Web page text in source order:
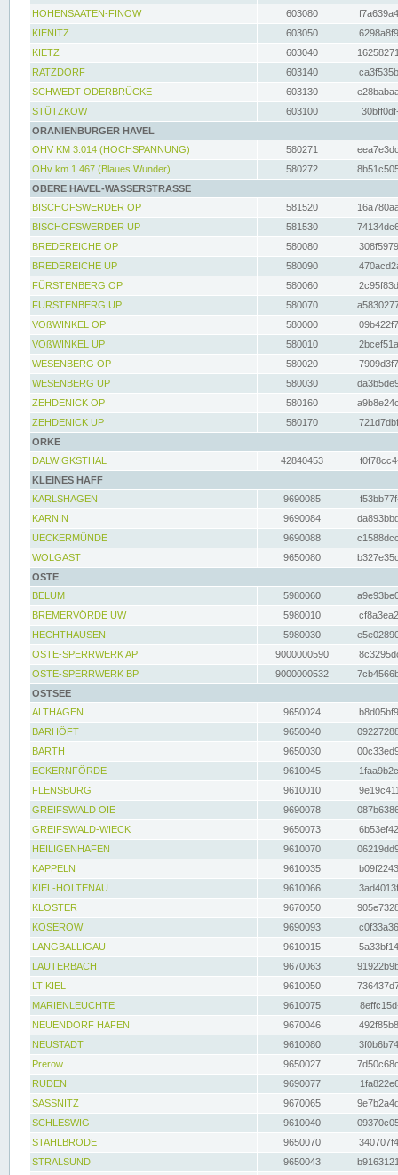
HOHENSAATEN-FINOW
603080
KIENITZ
603050
KIETZ
603040
RATZDORF
603140
SCHWEDT-ODERBRÜCKE
603130
STÜTZKOW
603100
ORANIENBURGER HAVEL
OHV KM 3.014 (HOCHSPANNUNG)
580271
OHv km 1.467 (Blaues Wunder)
580272
OBERE HAVEL-WASSERSTRASSE
BISCHOFSWERDER OP
581520
BISCHOFSWERDER UP
581530
BREDEREICHE OP
580080
BREDEREICHE UP
580090
FÜRSTENBERG OP
580060
FÜRSTENBERG UP
580070
VOßWINKEL OP
580000
VOßWINKEL UP
580010
WESENBERG OP
580020
WESENBERG UP
580030
ZEHDENICK OP
580160
ZEHDENICK UP
580170
ORKE
DALWIGKSTHAL
42840453
KLEINES HAFF
KARLSHAGEN
9690085
KARNIN
9690084
UECKERMÜNDE
9690088
WOLGAST
9650080
OSTE
BELUM
5980060
BREMERVÖRDE UW
5980010
HECHTHAUSEN
5980030
OSTE-SPERRWERK AP
9000000590
OSTE-SPERRWERK BP
9000000532
OSTSEE
ALTHAGEN
9650024
BARHÖFT
9650040
BARTH
9650030
ECKERNFÖRDE
9610045
FLENSBURG
9610010
GREIFSWALD OIE
9690078
GREIFSWALD-WIECK
9650073
HEILIGENHAFEN
9610070
KAPPELN
9610035
KIEL-HOLTENAU
9610066
KLOSTER
9670050
KOSEROW
9690093
LANGBALLIGAU
9610015
LAUTERBACH
9670063
LT KIEL
9610050
MARIENLEUCHTE
9610075
NEUENDORF HAFEN
9670046
NEUSTADT
9610080
Prerow
9650027
RUDEN
9690077
SASSNITZ
9670065
SCHLESWIG
9610040
STAHLBRODE
9650070
STRALSUND
9650043